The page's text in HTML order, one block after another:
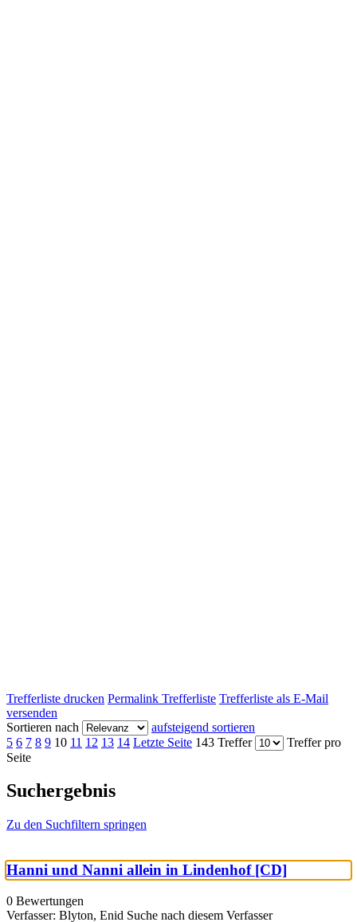
Trefferliste drucken Permalink Trefferliste Trefferliste als E-Mail
versenden
Sortieren nach
aufsteigend sortieren
5 6 7 8 9 10 11 12 13 14 Letzte Seite 143 Treffer
Treffer pro
Seite
Suchergebnis
Zu den Suchfiltern springen
Hanni und Nanni allein in Lindenhof [CD]
0 Bewertungen
Verfasser: Blyton, Enid Suche nach diesem Verfasser